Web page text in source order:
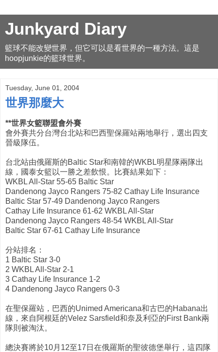
Junkyard Diary
籃球不能改變世界，但它可以是看世界的一種方法。這是
hoopjunkie的籃球世界。
Tuesday, June 01, 2004
世界那麼大
**世界女籃聯盟會外賽
會外賽共分台灣台北站和巴西聖保羅站兩地舉行，選出四支
晉級隊伍。
台北站由俄羅斯的Baltic Star和南韓的WKBL明星隊兩隊出
線，國泰女籃以一勝之差飲恨。比賽結果如下：
WKBL All-Star 55-65 Baltic Star
Dandenong Jayco Rangers 75-82 Cathay Life Insurance
Baltic Star 57-49 Dandenong Jayco Rangers
Cathay Life Insurance 61-62 WKBL All-Star
Dandenong Jayco Rangers 48-54 WKBL All-Star
Baltic Star 67-61 Cathay Life Insurance
分站排名：
1 Baltic Star 3-0
2 WKBL All-Star 2-1
3 Cathay Life Insurance 1-2
4 Dandenong Jayco Rangers 0-3
在聖保羅站，巴西的Unimed Americana和古巴的Habana出
線，來自阿根廷的Velez Sarsfield和奈及利亞的First Bank兩
隊則被淘汰。
總決賽將於10月12至17日在俄羅斯的聖彼德堡舉行，這四隊